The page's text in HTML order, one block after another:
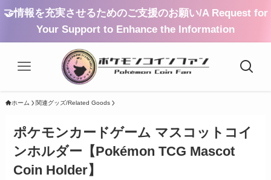
🤝情報を充実させるためのご支援のお願い/A Request for
Your Support to Enhance the Information
ホーム 関連グッズ/Related Goods
ポケモンカードゲーム マスコットコイ
ンホルダー【Pokémon TCG Mascot
Coin Holder】